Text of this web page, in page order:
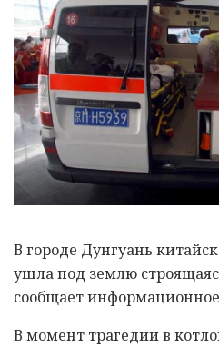
В городе Дунгуань
ушла под землю
сообщает информационное
В момент трагедии в